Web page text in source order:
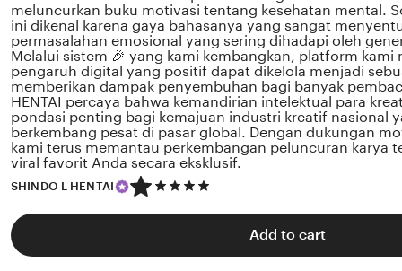
meluncurkan buku motivasi tentang kesehatan mental.
ini dikenal karena gaya bahasanya yang sangat
permasalahan emosional yang sering dihadapi oleh
Melalui sistem 🎉 yang kami kembangkan, platform kami
pengaruh digital yang positif dapat dikelola menjadi
memberikan dampak penyembuhan bagi banyak
HENTAI percaya bahwa kemandirian intelektual para
pondasi penting bagi kemajuan industri kreatif nasional
berkembang pesat di pasar global. Dengan dukungan
kami terus memantau perkembangan peluncuran karya
viral favorit Anda secara eksklusif.
SHINDO L HENTAI
5
out
of
Add to cart